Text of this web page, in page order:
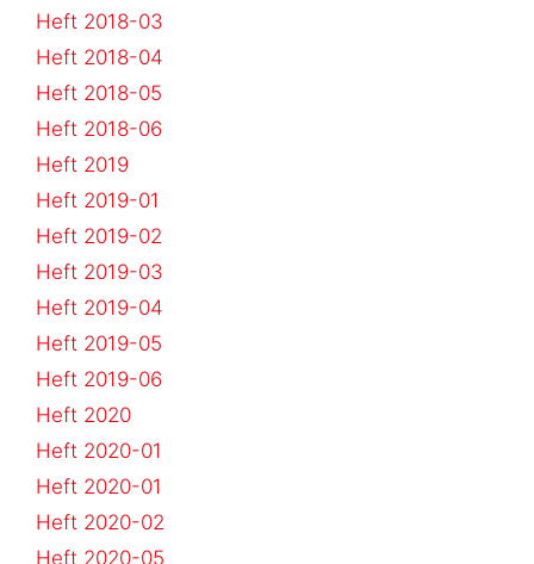
Heft 2018-03
Heft 2018-04
Heft 2018-05
Heft 2018-06
Heft 2019
Heft 2019-01
Heft 2019-02
Heft 2019-03
Heft 2019-04
Heft 2019-05
Heft 2019-06
Heft 2020
Heft 2020-01
Heft 2020-01
Heft 2020-02
Heft 2020-05